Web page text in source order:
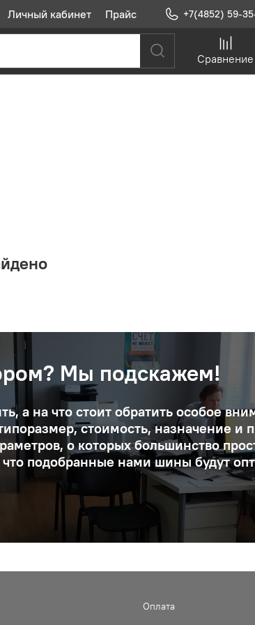
Личный кабинет Прайс +7(4852) 59-
Сравнение
Мы подскажем!
а на что стоит обратить особое
стоимость, назначение и
о которых большинство
подобранные нами шины будут
Оплата